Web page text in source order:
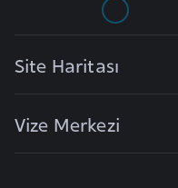
Site Haritası
Vize Merkezi
l
a